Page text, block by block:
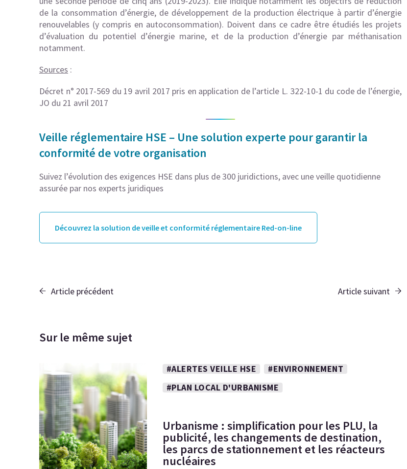
de la consommation d’énergie, de développement de la production électrique à partir d’énergie
renouvelables (y compris en autoconsommation). Doivent dans ce cadre être étudiés les projets
d’évaluation du potentiel d’énergie marine, et de la production d’énergie par méthanisation
notamment.
Sources :
Décret n° 2017-569 du 19 avril 2017 pris en application de l’article L. 322-10-1 du code de l’énergie,
JO du 21 avril 2017
Veille réglementaire HSE – Une solution experte pour garantir la
conformité de votre organisation
Suivez l’évolution des exigences HSE dans plus de 300 juridictions, avec une veille quotidienne
assurée par nos experts juridiques
Découvrez la solution de veille et conformité réglementaire Red-on-line
Article précédent Article suivant
Sur le même sujet
#ALERTES VEILLE HSE
#ENVIRONNEMENT
#PLAN LOCAL D'URBANISME
Urbanisme : simplification pour les PLU, la
publicité, les changements de destination,
les parcs de stationnement et les réacteurs
nucléaires